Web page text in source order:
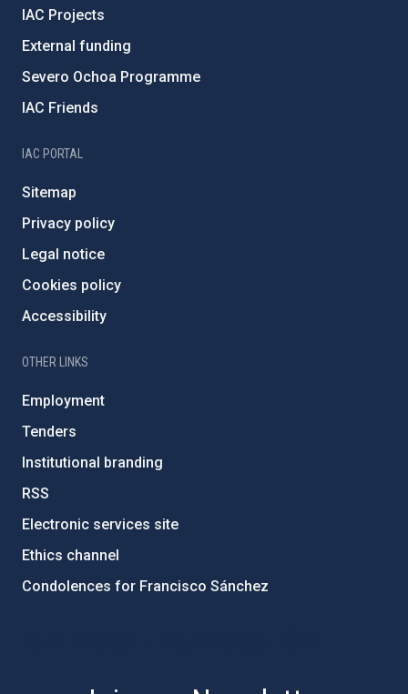
IAC Projects
External funding
Severo Ochoa Programme
IAC Friends
IAC PORTAL
Sitemap
Privacy policy
Legal notice
Cookies policy
Accessibility
OTHER LINKS
Employment
Tenders
Institutional branding
RSS
Electronic services site
Ethics channel
Condolences for Francisco Sánchez